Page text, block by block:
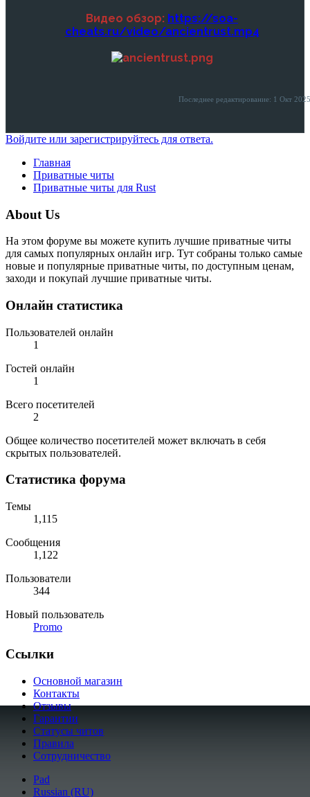
Видео обзор: https://soa-
cheats.ru/video/ancientrust.mp4
Последнее редактирование: 1 Окт 2025
Войдите или зарегистрируйтесь для ответа.
Главная
Приватные читы
Приватные читы для Rust
About Us
На этом форуме вы можете купить лучшие приватные читы
для самых популярных онлайн игр. Тут собраны только самые
новые и популярные приватные читы, по доступным ценам,
заходи и покупай лучшие приватные читы.
Онлайн статистика
Пользователей онлайн
1
Гостей онлайн
1
Всего посетителей
2
Общее количество посетителей может включать в себя
скрытых пользователей.
Статистика форума
Темы
1,115
Сообщения
1,122
Пользователи
344
Новый пользователь
Promo
Ссылки
Основной магазин
Контакты
Отзывы
Гарантии
Статусы читов
Правила
Сотрудничество
Pad
Russian (RU)